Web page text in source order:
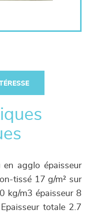
en agglo épaisseur
tissé 17 g/m² sur
kg/m3 épaisseur 8
totale 2.7